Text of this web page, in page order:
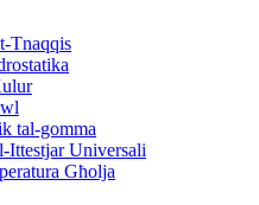
Tnaqqis
tal-gomma
Ittestjar Universali
Għolja